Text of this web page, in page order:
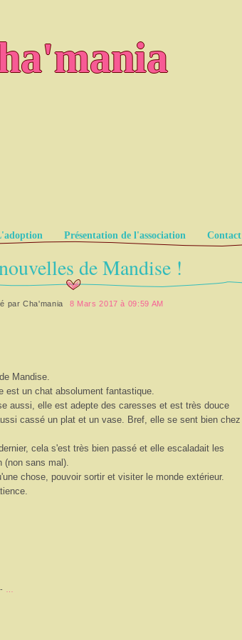
Présentation de l'association Contact
de Mandise !
parCha'mania 8 Mars 2017 à 09:59 AM
Mandise.
est un chat absolument fantastique.
aussi, elle est adepte des caresses et est très douce
cassé un plat et un vase. Bref, elle se sent bien chez
cela s'est très bien passé et elle escaladait les
(non sans mal).
chose, pouvoir sortir et visiter le monde extérieur.
-